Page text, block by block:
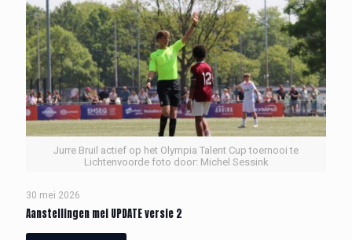
Jurre Bruil actief op het Olympia Talent Cup toernooi te
Lichtenvoorde foto door: Michel Sessink
30 mei 2026
Aanstellingen mei UPDATE versie 2